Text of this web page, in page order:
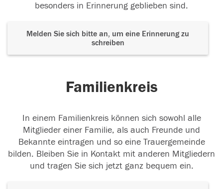
besonders in Erinnerung geblieben sind.
Melden Sie sich bitte an, um eine Erinnerung zu
schreiben
Familienkreis
In einem Familienkreis können sich sowohl alle
Mitglieder einer Familie, als auch Freunde und
Bekannte eintragen und so eine Trauergemeinde
bilden. Bleiben Sie in Kontakt mit anderen Mitgliedern
und tragen Sie sich jetzt ganz bequem ein.